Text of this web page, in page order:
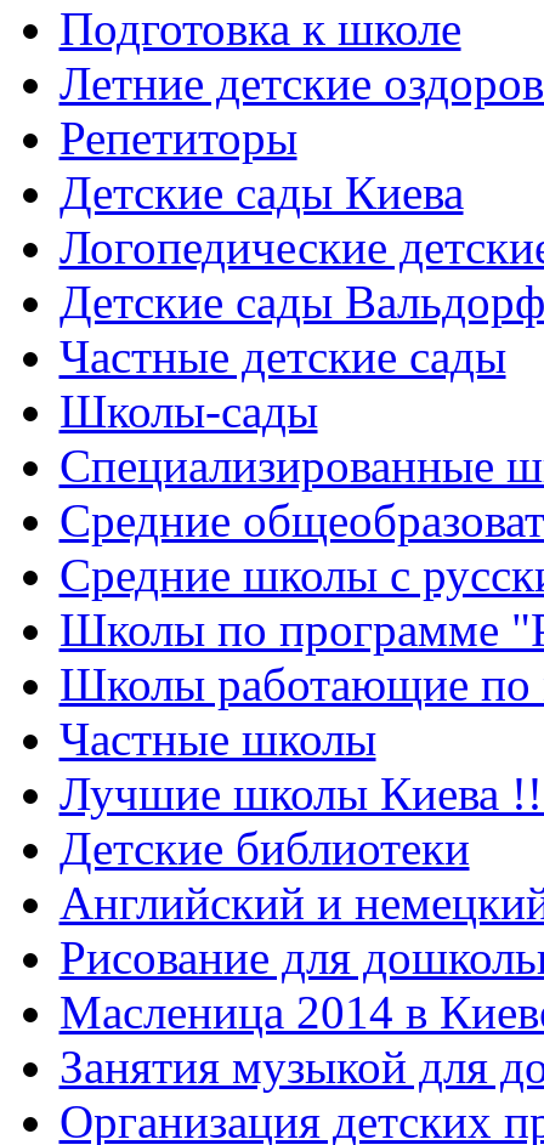
Подготовка к школе
Летние детские
Репетиторы
Детские сады Киева
Логопедические
Детские сады
Частные детские сады
Школы-сады
Cпециализированные
Cредние
Средние школы с
Школы по программе
Школы работающие по
Частные школы
Лучшие школы Киева
Детские библиотеки
Английский и
Рисование для
Масленица 2014 в
Занятия музыкой для
Организация детских